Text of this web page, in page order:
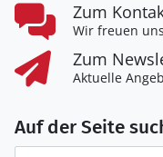
Zum
Wir freuen
Zum
Aktuelle
Auf der Seite